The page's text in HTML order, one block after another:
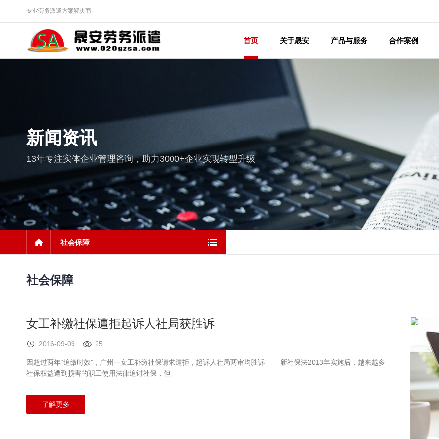
专业劳务派遣方案解决商
首页 关于晟安 产品与服务 合作案例
新闻资讯
13年专注实体企业管理咨询，助力3000+企业实现转型升级
社会保障
社会保障
女工补缴社保遭拒起诉人社局获胜诉
2016-09-09 25
因超过两年“追缴时效”，广州一女工补缴社保请求遭拒，起诉人社局两审均胜诉 新社保法2013年实施后，越来越多
社保权益遭到损害的职工使用法律追讨社保，但
了解更多